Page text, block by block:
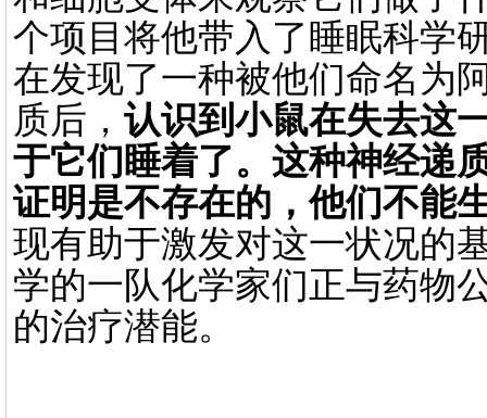
个项目将他带入了睡眠科学
在发现了一种被他们命名为
质后， 认识到小鼠在失去这
于它们睡着了。这种神经递
证明是不存在的，他们不能
现有助于激发对这一状况的
学的一队化学家们正与药物
的治疗潜能。